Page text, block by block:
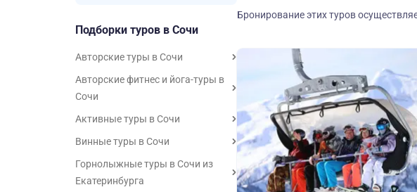
Подборки туров в Сочи
Авторские туры в Сочи
Авторские фитнес и йога-туры в
Сочи
Активные туры в Сочи
Винные туры в Сочи
Горнолыжные туры в Сочи из
Екатеринбурга
Бронирование этих туров